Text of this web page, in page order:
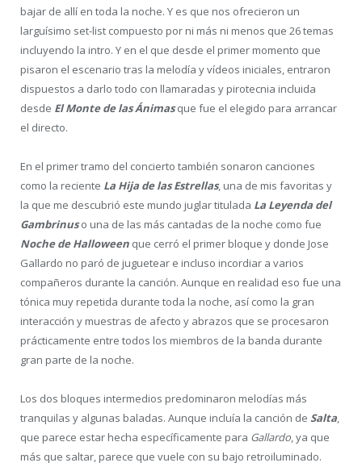
bajar de allí en toda la noche. Y es que nos ofrecieron un
larguísimo set-list compuesto por ni más ni menos que 26 temas
incluyendo la intro. Y en el que desde el primer momento que
pisaron el escenario tras la melodía y vídeos iniciales, entraron
dispuestos a darlo todo con llamaradas y pirotecnia incluida
desde El Monte de las Ánimasque fue el elegido para arrancar
el directo.
En el primer tramo del concierto también sonaron canciones
como la reciente La Hija de las Estrellas, una de mis favoritas y
la que me descubrió este mundo juglar titulada La Leyenda del
Gambrinuso una de las más cantadas de la noche como fue
Noche de Halloween que cerró el primer bloque y donde Jose
Gallardo no paró de juguetear e incluso incordiar a varios
compañeros durante la canción. Aunque en realidad eso fue una
tónica muy repetida durante toda la noche, así como la gran
interacción y muestras de afecto y abrazos que se procesaron
prácticamente entre todos los miembros de la banda durante
gran parte de la noche.
Los dos bloques intermedios predominaron melodías más
tranquilas y algunas baladas. Aunque incluía la canción de Salta,
que parece estar hecha específicamente para Gallardo, ya que
más que saltar, parece que vuele con su bajo retroiluminado.